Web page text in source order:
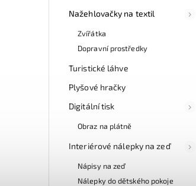
Nažehlovačky na textil
Zvířátka
Dopravní prostředky
Turistické láhve
Plyšové hračky
Digitální tisk
Obraz na plátně
Interiérové nálepky na zeď
Nápisy na zeď
Nálepky do dětského pokoje